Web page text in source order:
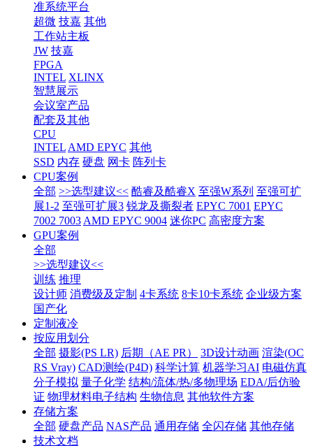
准系统平台
超微 技嘉 其他
工作站主板
JW 技嘉
FPGA
INTEL XLINX
智慧展示
会议室产品
配套及其他
CPU
INTEL AMD EPYC 其他
SSD 内存 硬盘 网卡 阵列卡
CPU案例
全部 >>选型建议<< 酷睿及酷睿X 至强W系列 至强可扩
展1-2 至强可扩展3 锐龙及撕裂者 EPYC 7001 EPYC
7002 7003 AMD EPYC 9004 迷你PC 高密度方案
GPU案例
全部
>>选型建议<<
训练 推理
设计师 消费级及定制 4卡系统 8卡10卡系统 企业级方案
国产化
定制液冷
按应用划分
全部 摄影(PS LR) 后期（AE PR） 3D设计动画 渲染(OC
RS Vray) CAD测绘(P4D) 科学计算 机器学习AI 电磁仿真
分子模拟 量子化学 结构/流体/热/多物理场 EDA/后仿验
证 物理材料电子结构 生物信息 其他软件方案
存储方案
全部 硬盘产品 NAS产品 通用存储 全闪存储 其他存储
技术文档